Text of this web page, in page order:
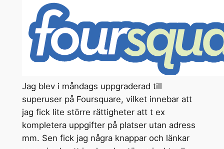
Jag blev i måndags uppgraderad till
superuser på Foursquare, vilket innebar att
jag fick lite större rättigheter att t ex
kompletera uppgifter på platser utan adress
mm. Sen fick jag några knappar och länkar